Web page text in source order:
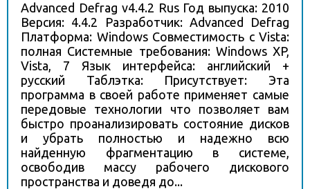
Advanced Defrag v4.4.2 Rus Год выпуска: 2010
Версия: 4.4.2 Разработчик: Advanced Defrag
Платформа: Windows Совместимость с Vista:
полная Системные требования: Windows XP,
Vista, 7 Язык интерфейса: английский +
русский Таблэтка: Присутствует: Эта
программа в своей работе применяет самые
передовые технологии что позволяет вам
быстро проанализировать состояние дисков
и убрать полностью и надежно всю
найденную фрагментацию в системе,
освободив массу рабочего дискового
пространства и доведя до...